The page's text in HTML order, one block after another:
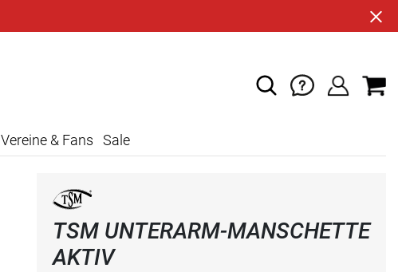
Vereine & Fans Sale
TSM UNTERARM-MANSCHETTE
AKTIV